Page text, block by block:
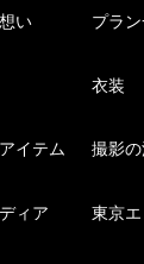
い プラ
衣装
イテム 撮影
ィア 東京